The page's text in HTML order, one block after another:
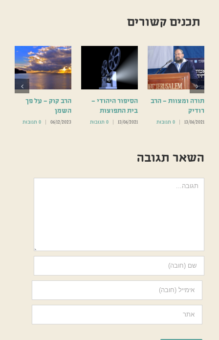
תכנים קשורים
הרב קוק – על פך
השמן
06/12/2023
| 0 תגובות
הסיפור היהודי –
בית התפוצות
13/06/2021
| 0 תגובות
תורה ומצוות – הרב
רודיק
13/06/2021
| 0 תגובות
השאר תגובה